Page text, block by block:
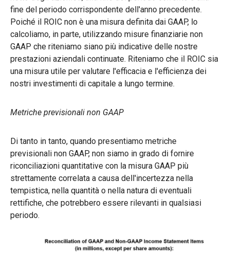
fine del periodo corrispondente dell'anno precedente.
Poiché il ROIC non è una misura definita dai GAAP, lo
calcoliamo, in parte, utilizzando misure finanziarie non
GAAP che riteniamo siano più indicative delle nostre
prestazioni aziendali continuate. Riteniamo che il ROIC sia
una misura utile per valutare l'efficacia e l'efficienza dei
nostri investimenti di capitale a lungo termine.
Metriche previsionali non GAAP
Di tanto in tanto, quando presentiamo metriche
previsionali non GAAP, non siamo in grado di fornire
riconciliazioni quantitative con la misura GAAP più
strettamente correlata a causa dell'incertezza nella
tempistica, nella quantità o nella natura di eventuali
rettifiche, che potrebbero essere rilevanti in qualsiasi
periodo.